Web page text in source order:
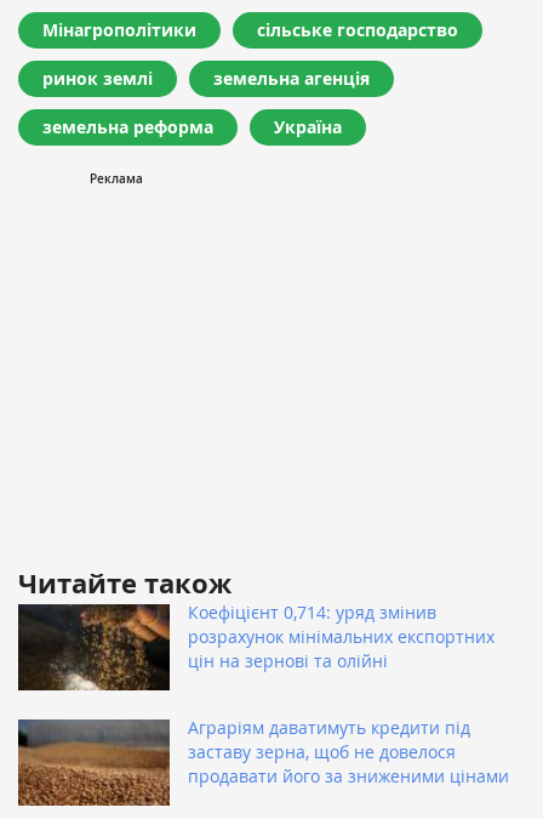
Мінагрополітики сільське господарство
ринок землі земельна агенція
земельна реформа Україна
Читайте також
Коефіцієнт 0,714: уряд змінив
розрахунок мінімальних експортних
цін на зернові та олійні
Аграріям даватимуть кредити під
заставу зерна, щоб не довелося
продавати його за зниженими цінами